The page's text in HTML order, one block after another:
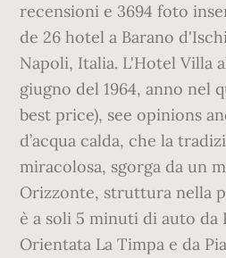
recensioni e 3694 foto
de 26 hotel a Barano
Napoli, Italia. L'Hotel Villa
giugno del 1964, anno nel
best price), see opinions
d’acqua calda, che la
miracolosa, sgorga da un
Orizzonte, struttura nella
è a soli 5 minuti di auto da
Orientata La Timpa e da